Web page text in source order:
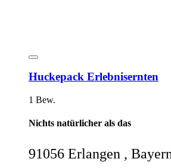
Huckepack Erlebnisernten
1 Bew.
Nichts natürlicher als das
91056 Erlangen ,